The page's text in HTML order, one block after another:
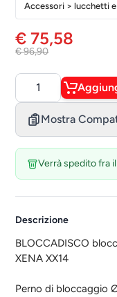
Accessori > lucchetti
€ 75,58
€ 96,90
Quantità
Mostra
Verrà spedito fra
Descrizione
BLOCCADISCO
XENA XX14
Perno di bloccaggio